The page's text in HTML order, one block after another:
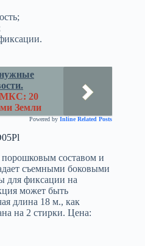
МКС: 20
Земли
Powered by Inline Related Posts
составом и
съемными боковыми
для фиксации на
может быть
длина 18 м., как
на 2 стирки. Цена: